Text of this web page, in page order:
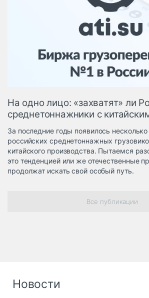
Дороги,
инфраструктура
Логистика, грузы
Негабаритные и
опасные грузы
Безопасность и
Таможня и ВЭД
грузовые
терминалы
Коммерческий
транспорт
Автосервис,
На одно лицо: «захватят» ли
среднетоннажники с
За последние годы появилось
российских среднетоннажных
китайского производства. Пытаемся
это тенденцией или же отечественные
продолжат искать свой особый путь.
Все публикации
Новости